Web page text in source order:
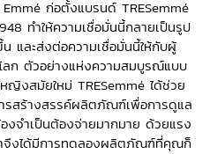
ก่อตั้งแบรนด์ TRESemmé
ทำให้ความเชื่อมั่นนี้กลายเป็นรูป
น และส่งต่อความเชื่อมั่นนี้ให้กับผู้
ก ตัวอย่างแห่งความสมบูรณ์แบบ
ญิงสมัยใหม่ TRESemmé ได้ช่วย
รสร้างสรรค์ผลิตภัณฑ์เพื่อการดูแล
จำเป็นต้องจ่ายมากมาย ด้วยแรง
จึงได้มีการทดลองผลิตภัณฑ์ที่คุณก็